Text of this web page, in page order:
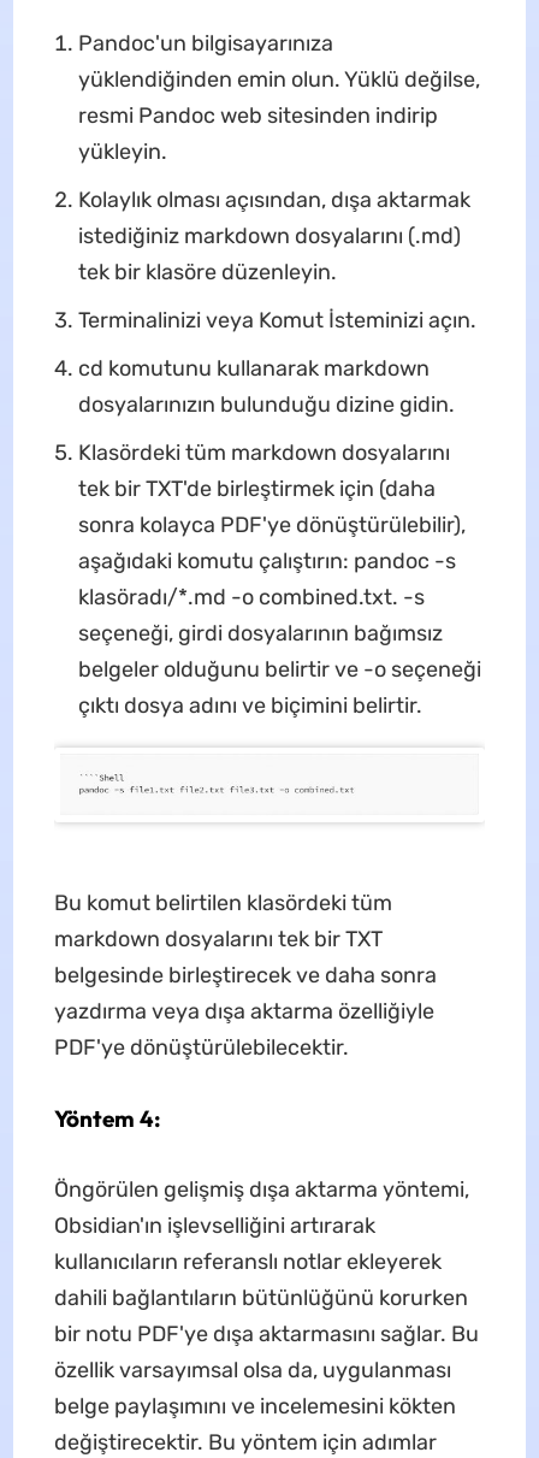
Pandoc'un bilgisayarınıza
yüklendiğinden emin olun. Yüklü değilse,
resmi Pandoc web sitesinden indirip
yükleyin.
Kolaylık olması açısından, dışa aktarmak
istediğiniz markdown dosyalarını (.md)
tek bir klasöre düzenleyin.
Terminalinizi veya Komut İsteminizi açın.
cd komutunu kullanarak markdown
dosyalarınızın bulunduğu dizine gidin.
Klasördeki tüm markdown dosyalarını
tek bir TXT'de birleştirmek için (daha
sonra kolayca PDF'ye dönüştürülebilir),
aşağıdaki komutu çalıştırın: pandoc -s
klasöradı/*.md -o combined.txt. -s
seçeneği, girdi dosyalarının bağımsız
belgeler olduğunu belirtir ve -o seçeneği
çıktı dosya adını ve biçimini belirtir.
Bu komut belirtilen klasördeki tüm
markdown dosyalarını tek bir TXT
belgesinde birleştirecek ve daha sonra
yazdırma veya dışa aktarma özelliğiyle
PDF'ye dönüştürülebilecektir.
Yöntem 4:
Öngörülen gelişmiş dışa aktarma yöntemi,
Obsidian'ın işlevselliğini artırarak
kullanıcıların referanslı notlar ekleyerek
dahili bağlantıların bütünlüğünü korurken
bir notu PDF'ye dışa aktarmasını sağlar. Bu
özellik varsayımsal olsa da, uygulanması
belge paylaşımını ve incelemesini kökten
değiştirecektir. Bu yöntem için adımlar